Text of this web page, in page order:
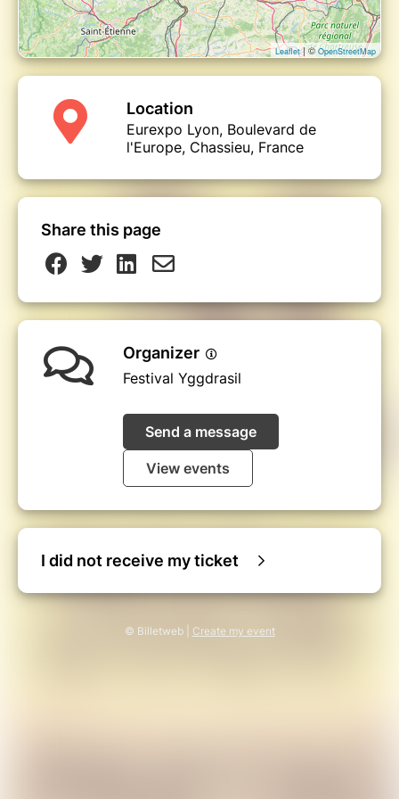
Leaflet| ©OpenStreetMap
Location
Eurexpo Lyon, Boulevard de
l'Europe, Chassieu, France
Share this page
Organizer
Festival Yggdrasil
Send a message
View events
I did not receive my ticket
© Billetweb | Create my event